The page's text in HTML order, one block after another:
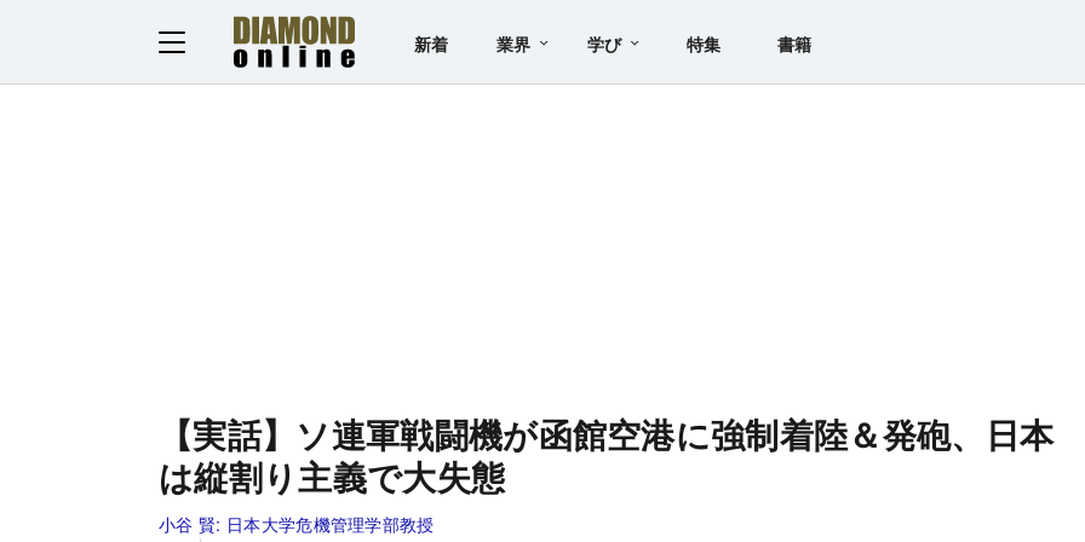
新着 業界 学び 特集 書籍
【実話】ソ連軍戦闘機が函館空港に強制着陸＆発砲、日本
は縦割り主義で大失態
小谷 賢: 日本大学危機管理学部教授